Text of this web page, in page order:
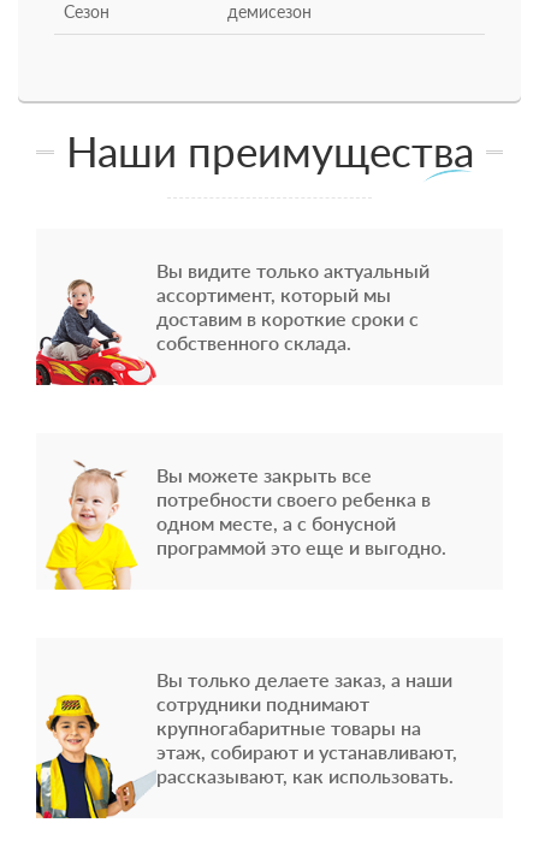
Сезон демисезон
Наши преимущества
Вы видите только актуальный
ассортимент, который мы
доставим в короткие сроки с
собственного склада.
Вы можете закрыть все
потребности своего ребенка в
одном месте, а с бонусной
программой это еще и выгодно.
Вы только делаете заказ, а наши
сотрудники поднимают
крупногабаритные товары на
этаж, собирают и устанавливают,
рассказывают, как использовать.